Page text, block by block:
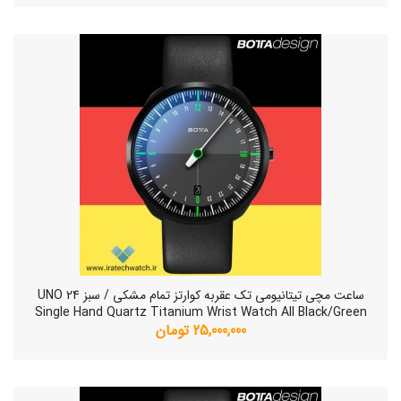
ساعت مچی تیتانیومی تک عقربه کوارتز تمام مشکی / سبز UNO 24
Single Hand Quartz Titanium Wrist Watch All Black/Green
25,000,000 تومان